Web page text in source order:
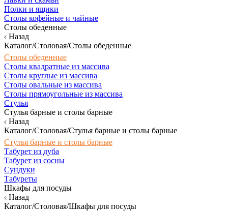
Полки и ящики
Столы кофейные и чайные
Столы обеденные
Назад
Каталог/Столовая/Столы обеденные
Столы обеденные
Столы квадратные из массива
Столы круглые из массива
Столы овальные из массива
Столы прямоугольные из массива
Стулья
Стулья барные и столы барные
Назад
Каталог/Столовая/Стулья барные и столы барные
Стулья барные и столы барные
Табурет из дуба
Табурет из сосны
Сундуки
Табуреты
Шкафы для посуды
Назад
Каталог/Столовая/Шкафы для посуды